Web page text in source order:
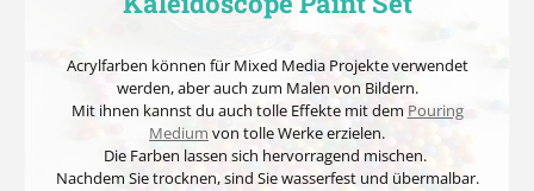
Acrylfarben können für Mixed Media Projekte verwendet
werden, aber auch zum Malen von Bildern.
Mit ihnen kannst du auch tolle Effekte mit dem Pouring
Medium von tolle Werke erzielen.
Die Farben lassen sich hervorragend mischen.
Nachdem Sie trocknen, sind Sie wasserfest und übermalbar.